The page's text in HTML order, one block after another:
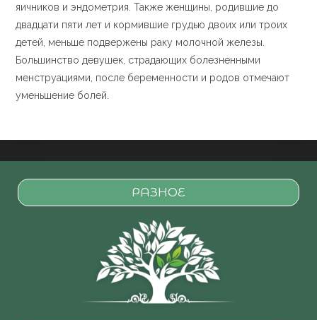
яичников и эндометрия. Также женщины, родившие до
двадцати пяти лет и кормившие грудью двоих или троих
детей, меньше подвержены раку молочной железы.
Большинство девушек, страдающих болезненными
менструациями, после беременности и родов отмечают
уменьшение болей.
РАЗНОЕ